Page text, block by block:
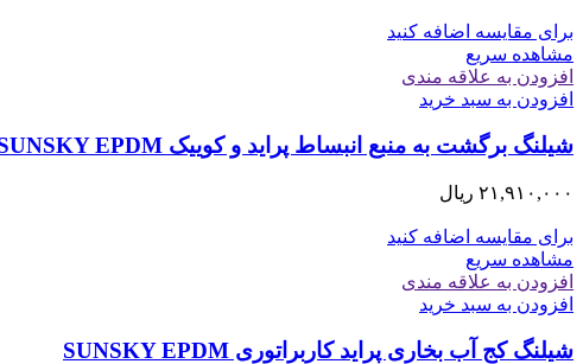
برای مقایسه اضافه کنید
مشاهده سریع
افزودن به علاقه مندی
افزودن به سبد خرید
شیلنگ برگشت به منبع انبساط پراید و کوییک SUNSKY EPDM
۲۱,۹۱۰,۰۰۰ ریال
برای مقایسه اضافه کنید
مشاهده سریع
افزودن به علاقه مندی
افزودن به سبد خرید
شیلنگ کج آب بخاری پراید کاربراتوری SUNSKY EPDM